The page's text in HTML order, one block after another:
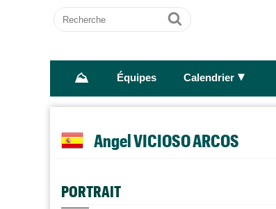
Recherche
Ok
⛰ Équipes Calendrier ►
Angel VICIOSO ARCOS
PORTRAIT